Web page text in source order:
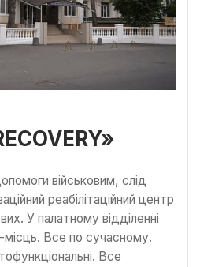
військовим, слід
реабілітаційний центр
У палатному відділенні
Все по сучасному.
Все